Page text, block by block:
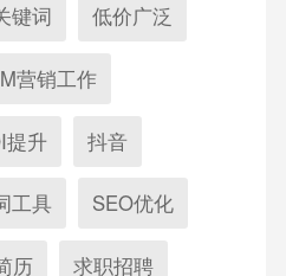
键词 低价广泛
营销工作
提升 抖音
工具 SEO优化
历 求职招聘